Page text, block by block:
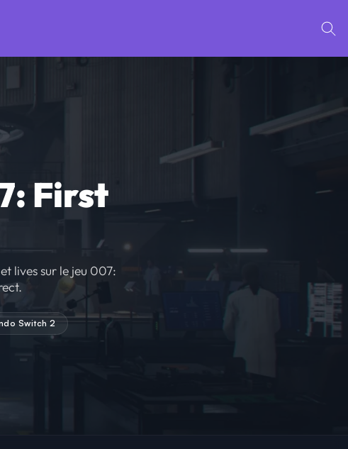
First
lives sur le jeu 007:
Switch 2